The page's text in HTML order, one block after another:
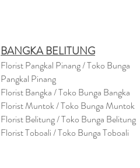
BANGKA BELITUNG
Florist Pangkal Pinang / Toko Bunga
Pangkal Pinang
Florist Bangka / Toko Bunga Bangka
Florist Muntok / Toko Bunga Muntok
Florist Belitung / Toko Bunga Belitung
Florist Toboali / Toko Bunga Toboali